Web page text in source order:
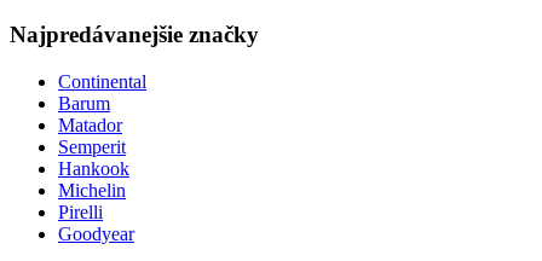
Najpredávanejšie značky
Continental
Barum
Matador
Semperit
Hankook
Michelin
Pirelli
Goodyear